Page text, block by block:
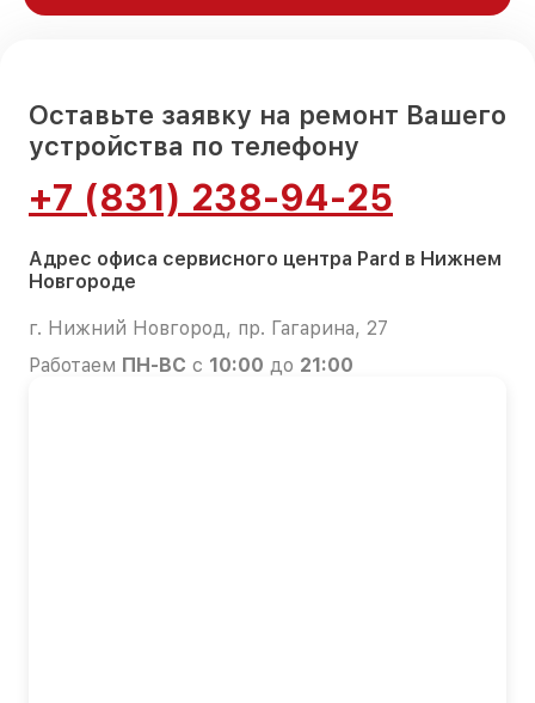
Оставьте заявку на ремонт Вашего
устройства по телефону
+7 (831) 238-94-25
Адрес офиса сервисного центра Pard в Нижнем
Новгороде
г. Нижний Новгород, пр. Гагарина, 27
Работаем ПН-ВС с 10:00 до 21:00